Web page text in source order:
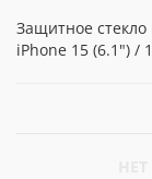
Защитное
iPhone 15 (6.1") /